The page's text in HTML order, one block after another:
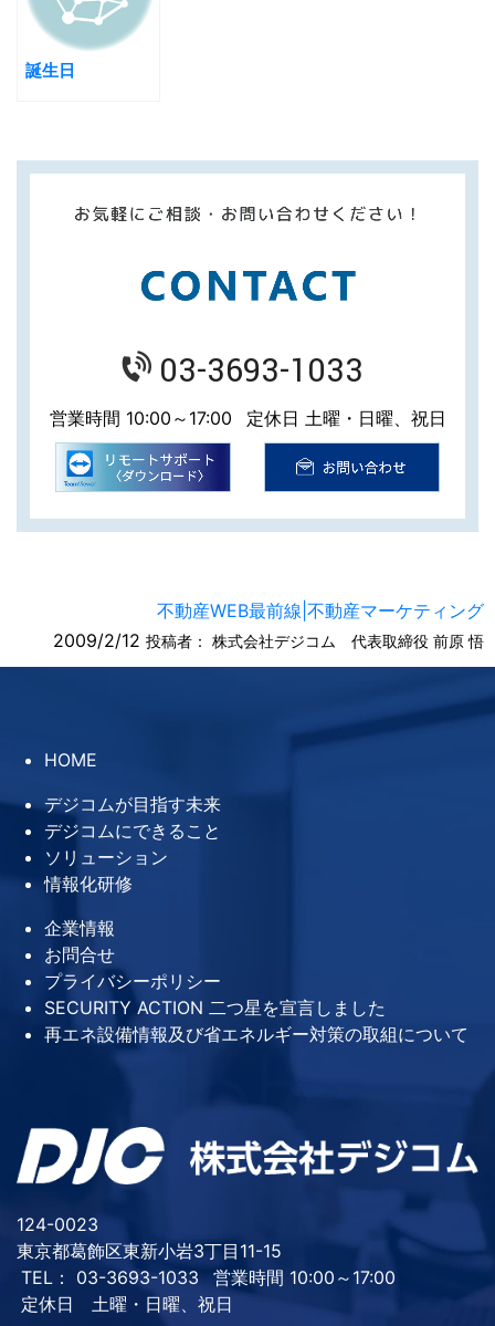
誕生日
03-3693-1033
営業時間 10:00～17:00 定休日 土曜・日曜、祝日
不動産WEB最前線|不動産マーケティング
2009/2/12 投稿者： 株式会社デジコム 代表取締役 前原 悟
HOME
デジコムが目指す未来
デジコムにできること
ソリューション
情報化研修
企業情報
お問合せ
プライバシーポリシー
SECURITY ACTION 二つ星を宣言しました
再エネ設備情報及び省エネルギー対策の取組について
124-0023
東京都葛飾区東新小岩3丁目11-15
TEL： 03-3693-1033
営業時間 10:00～17:00
定休日 土曜・日曜、祝日